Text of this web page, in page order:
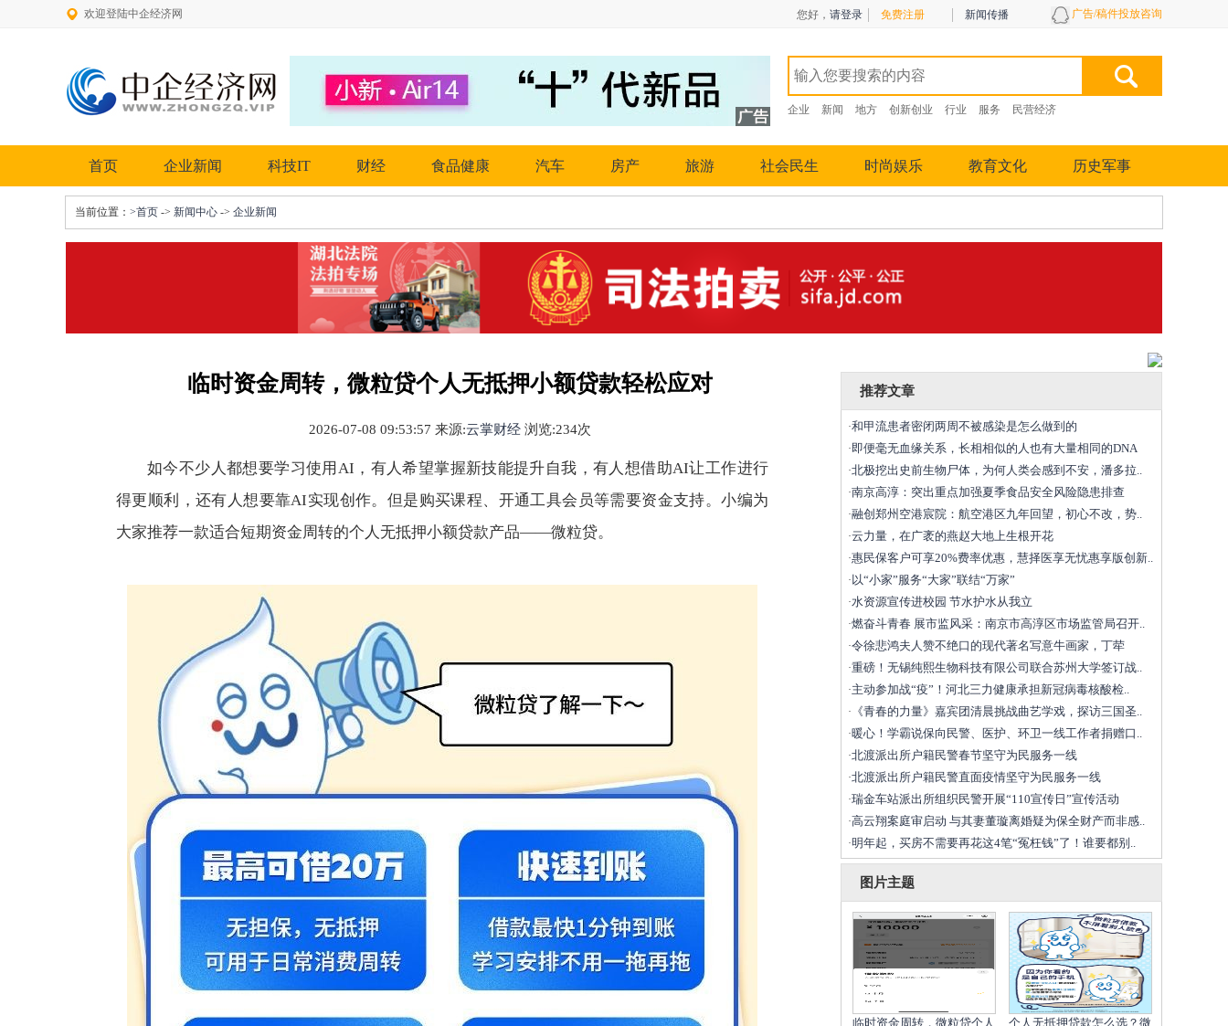
欢迎登陆中企经济网 您好， 请登录 免费注册 新闻传播 广告/稿件投放咨询
企业 新闻 地方 创新创业 行业 服务 民营经济
首页 企业新闻 科技IT 财经 食品健康 汽车 房产 旅游 社会民生 时尚娱乐 教育文化 历史军事
当前位置： >首页 -> 新闻中心 -> 企业新闻
临时资金周转，微粒贷个人无抵押小额贷款轻松应对
2026-07-08 09:53:57 来源:云掌财经浏览:234次
如今不少人都想要学习使用AI，有人希望掌握新技能提升自我，有人想借助AI让工作进行
得更顺利，还有人想要靠AI实现创作。但是购买课程、开通工具会员等需要资金支持。小编为
大家推荐一款适合短期资金周转的个人无抵押小额贷款产品——微粒贷。
推荐文章
·和甲流患者密闭两周不被感染是怎么做到的
·即便毫无血缘关系，长相相似的人也有大量相同的DNA
·北极挖出史前生物尸体，为何人类会感到不安，潘多拉..
·南京高淳：突出重点加强夏季食品安全风险隐患排查
·融创郑州空港宸院：航空港区九年回望，初心不改，势..
·云力量，在广袤的燕赵大地上生根开花
·惠民保客户可享20%费率优惠，慧择医享无忧惠享版创新..
· 以“小家”服务“大家”联结“万家”
·水资源宣传进校园 节水护水从我立
·燃奋斗青春 展市监风采：南京市高淳区市场监管局召开..
·令徐悲鸿夫人赞不绝口的现代著名写意牛画家，丁荦
·重磅！无锡纯熙生物科技有限公司联合苏州大学签订战..
·主动参加战“疫”！河北三力健康承担新冠病毒核酸检..
· 《青春的力量》嘉宾团清晨挑战曲艺学戏，探访三国圣..
·暖心！学霸说保向民警、医护、环卫一线工作者捐赠口..
·北渡派出所户籍民警春节坚守为民服务一线
·北渡派出所户籍民警直面疫情坚守为民服务一线
·瑞金车站派出所组织民警开展“110宣传日”宣传活动
·高云翔案庭审启动 与其妻董璇离婚疑为保全财产而非感..
·明年起，买房不需要再花这4笔“冤枉钱”了！谁要都别..
图片主题
临时资金周转，微粒贷个人
个人无抵押贷款怎么选？微